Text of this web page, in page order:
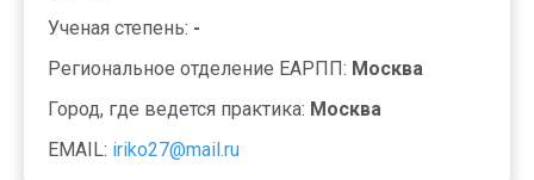
Ученая степень: -
Региональное отделение ЕАРПП: Москва
Город, где ведется практика: Москва
EMAIL: iriko27@mail.ru